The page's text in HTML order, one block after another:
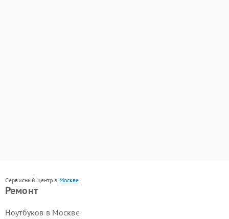
Сервисный центр в Москве
Ремонт
Ноутбуков в Москве